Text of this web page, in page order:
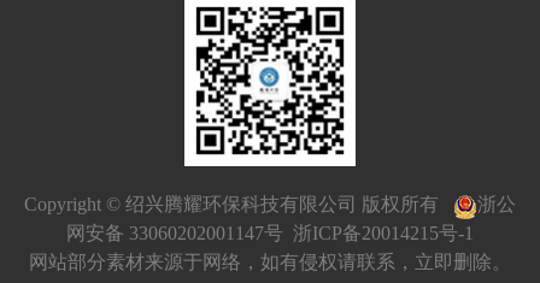
Copyright © 绍兴腾耀环保科技有限公司 版权所有
浙公
网安备 33060202001147号 浙ICP备20014215号-1
网站部分素材来源于网络，如有侵权请联系，立即删除。